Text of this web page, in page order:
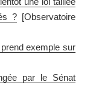
?[Observatoire
exemple sur
par le Sénat